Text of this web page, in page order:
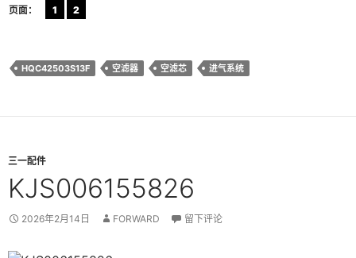
页面： 1 2
HQC42503S13F 空滤器 空滤芯 进气系统
三一配件
KJS006155826
2026年2月14日 FORWARD 留下评论